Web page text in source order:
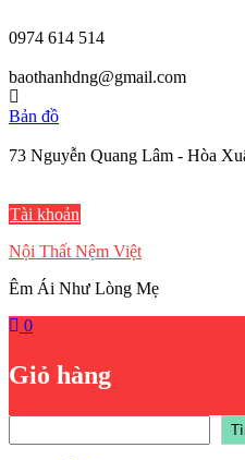
to
0974 614 514
baothanhdng@gmail.com
Bản đồ
73 Nguyễn Quang Lâm - Hòa
Tài khoản
Nội Thất Nệm Việt
Êm Ái Như Lòng Mẹ
0
Giỏ hàng